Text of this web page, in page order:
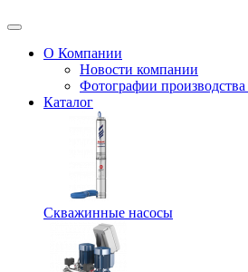
О Компании
Новости компании
Фотографии
Каталог
Скважинные насосы